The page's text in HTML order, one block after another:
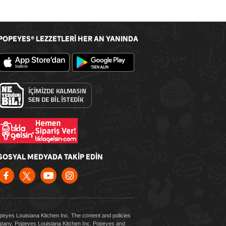
POPEYES® LEZZETLERİ HER AN YANINDA
MEDYADA TAKİP EDİN
Louisiana Kitchen Inc. The content and policies
Popeyes Louisiana Kitchen Inc. Popeyes and